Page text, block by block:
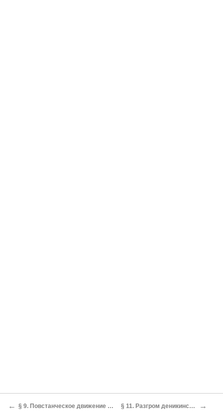
← § 9. Повстанческое движение в тылу Деникина, прорыв южной группы § 11. Разгром деникинских войск на Северном Кавказе →